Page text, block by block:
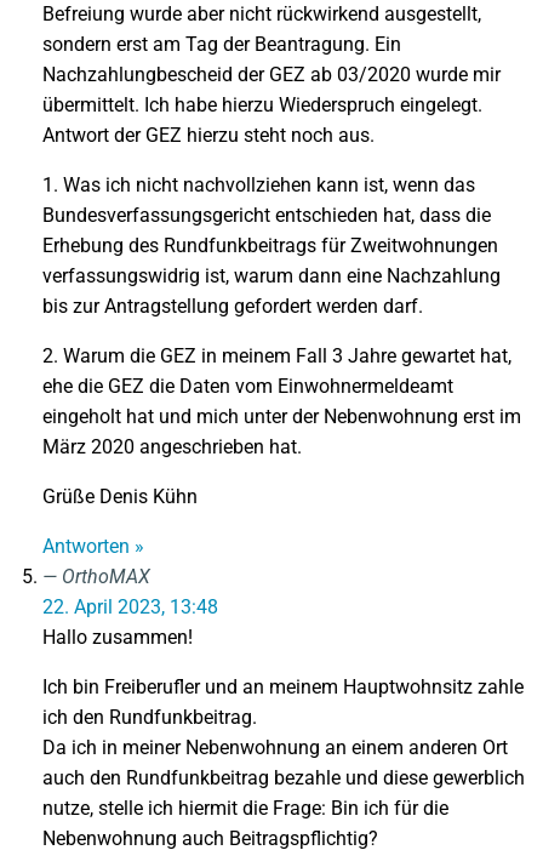
Befreiung wurde aber nicht rückwirkend ausgestellt,
sondern erst am Tag der Beantragung. Ein
Nachzahlungbescheid der GEZ ab 03/2020 wurde mir
übermittelt. Ich habe hierzu Wiederspruch eingelegt.
Antwort der GEZ hierzu steht noch aus.
1. Was ich nicht nachvollziehen kann ist, wenn das
Bundesverfassungsgericht entschieden hat, dass die
Erhebung des Rundfunkbeitrags für Zweitwohnungen
verfassungswidrig ist, warum dann eine Nachzahlung
bis zur Antragstellung gefordert werden darf.
2. Warum die GEZ in meinem Fall 3 Jahre gewartet hat,
ehe die GEZ die Daten vom Einwohnermeldeamt
eingeholt hat und mich unter der Nebenwohnung erst im
März 2020 angeschrieben hat.
Grüße Denis Kühn
Antworten »
OrthoMAX
22. April 2023, 13:48
Hallo zusammen!
Ich bin Freiberufler und an meinem Hauptwohnsitz zahle
ich den Rundfunkbeitrag.
Da ich in meiner Nebenwohnung an einem anderen Ort
auch den Rundfunkbeitrag bezahle und diese gewerblich
nutze, stelle ich hiermit die Frage: Bin ich für die
Nebenwohnung auch Beitragspflichtig?